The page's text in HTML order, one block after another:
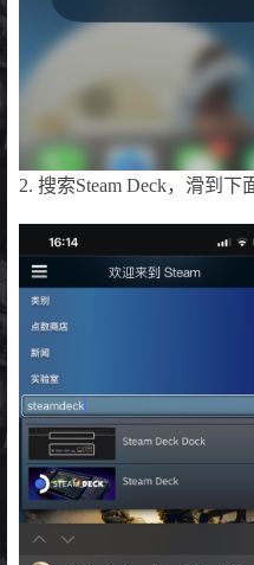
2. 搜索Steam Deck，滑到下